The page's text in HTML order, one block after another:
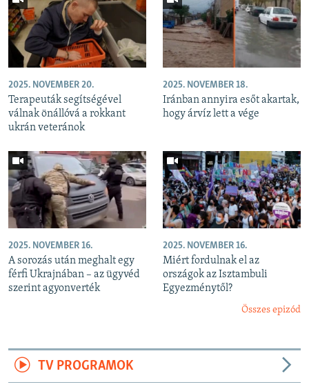
2025. NOVEMBER 20.
Terapeuták segítségével
válnak önállóvá a rokkant
ukrán veteránok
2025. NOVEMBER 18.
Iránban annyira esőt akartak,
hogy árvíz lett a vége
2025. NOVEMBER 16.
A sorozás után meghalt egy
férfi Ukrajnában – az ügyvéd
szerint agyonverték
2025. NOVEMBER 16.
Miért fordulnak el az
országok az Isztambuli
Egyezménytől?
Összes epizód
TV PROGRAMOK